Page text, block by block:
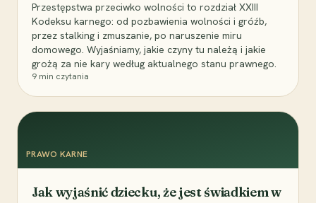
Przestępstwa przeciwko wolności to rozdział XXIII
Kodeksu karnego: od pozbawienia wolności i gróźb,
przez stalking i zmuszanie, po naruszenie miru
domowego. Wyjaśniamy, jakie czyny tu należą i jakie
grożą za nie kary według aktualnego stanu prawnego.
9 min czytania
PRAWO KARNE
Jak wyjaśnić dziecku, że jest świadkiem w